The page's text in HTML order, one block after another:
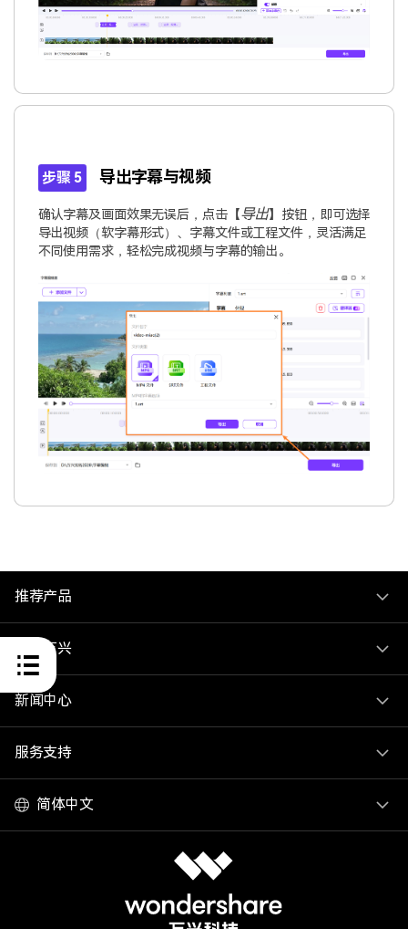
步骤 5 导出字幕与视频
确认字幕及画面效果无误后，点击【导出】按钮，即可选择
导出视频（软字幕形式）、字幕文件或工程文件，灵活满足
不同使用需求，轻松完成视频与字幕的输出。
推荐产品
关于万兴
新闻中心
服务支持
简体中文